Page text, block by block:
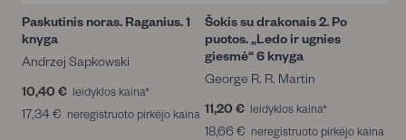
Paskutinis noras. Raganius. 1
knyga
Andrzej Sapkowski
10,40 €
0
leidyklos kaina*
17,34 € neregistruoto pirkėjo kaina
Šokis su drakonais 2. Po
puotos. „Ledo ir ugnies
giesmė“ 6 knyga
George R. R. Martin
11,20 € leidyklos kaina*
18,66 € neregistruoto pirkėjo kaina